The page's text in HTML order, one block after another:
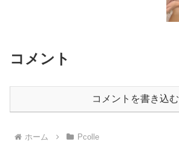
コメント
コメントを書き込む
ホーム Pcolle